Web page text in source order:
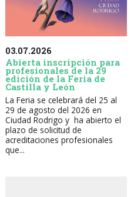
03.07.2026
Abierta inscripción para
profesionales de la 29
edición de la Feria de
Castilla y León
La Feria se celebrará del 25 al
29 de agosto del 2026 en
Ciudad Rodrigo y ha abierto el
plazo de solicitud de
acreditaciones profesionales
que...